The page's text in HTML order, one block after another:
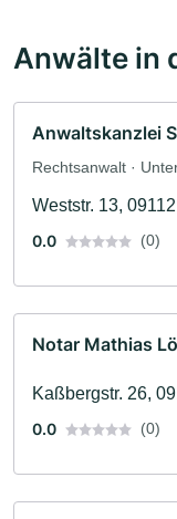
Anwälte in
Anwaltskanzlei
Rechtsanwalt ·
Weststr. 13,
0.0
(0)
Notar Mathias
Kaßbergstr. 26,
0.0
(0)